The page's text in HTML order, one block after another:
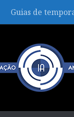
Guias de